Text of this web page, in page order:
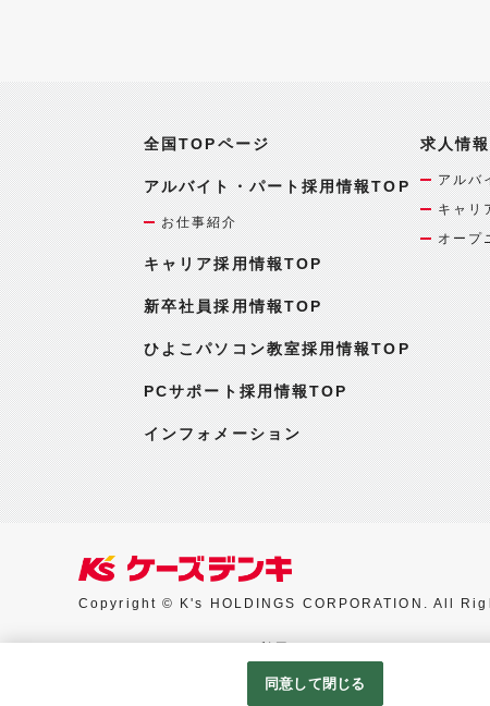
全国TOPページ
アルバイト・パート採用情報TOP
お仕事紹介
キャリア採用情報TOP
新卒社員採用情報TOP
ひよこパソコン教室採用情報TOP
PCサポート採用情報TOP
インフォメーション
求人情
アルバ
キャリ
オープ
Copyright © K's HOLDINGS CORPORATION. All
Googleアナリティクスの利用について
同意して閉じる